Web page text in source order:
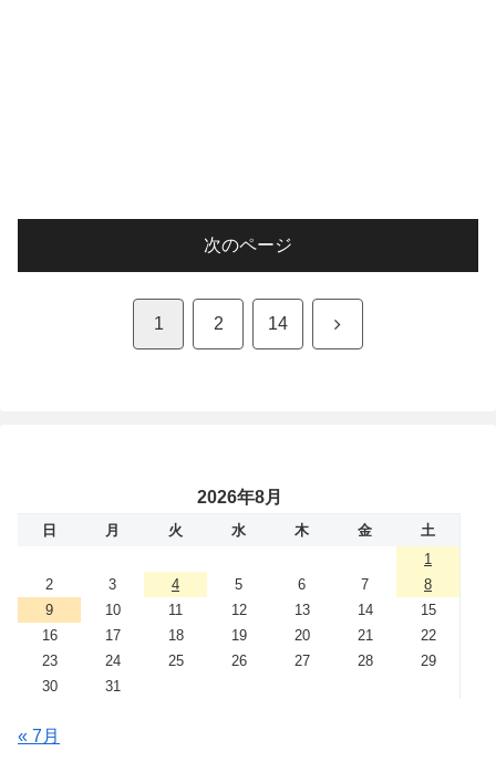
次のページ
1 2 14 次
2026年8月
日 月 火 水 木 金
土
1
2
3 4 5 6 7
8
9
10 11 12 13 14
15
16
17 18 19 20 21
22
23
24 25 26 27 28
29
30
31
« 7月